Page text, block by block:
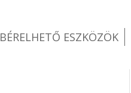
BÉRELHETŐ ESZKÖZÖK